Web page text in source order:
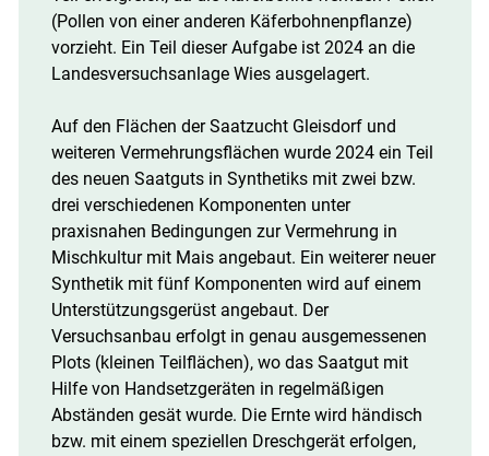
(Pollen von einer anderen Käferbohnenpflanze)
vorzieht. Ein Teil dieser Aufgabe ist 2024 an die
Landesversuchsanlage Wies ausgelagert.
Auf den Flächen der Saatzucht Gleisdorf und
weiteren Vermehrungsflächen wurde 2024 ein Teil
des neuen Saatguts in Synthetiks mit zwei bzw.
drei verschiedenen Komponenten unter
praxisnahen Bedingungen zur Vermehrung in
Mischkultur mit Mais angebaut. Ein weiterer neuer
Synthetik mit fünf Komponenten wird auf einem
Unterstützungsgerüst angebaut. Der
Versuchsanbau erfolgt in genau ausgemessenen
Plots (kleinen Teilflächen), wo das Saatgut mit
Hilfe von Handsetzgeräten in regelmäßigen
Abständen gesät wurde. Die Ernte wird händisch
bzw. mit einem speziellen Dreschgerät erfolgen,